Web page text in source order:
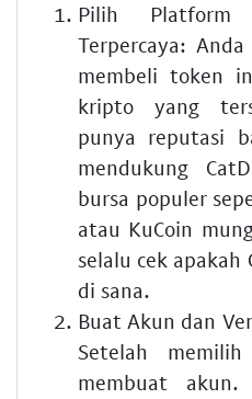
Pilih Platform
Terpercaya:
membeli token
kripto yang
punya reputasi
mendukung
bursa populer
atau KuCoin
selalu cek apakah
di sana.
Buat Akun dan
Setelah
membuat akun.